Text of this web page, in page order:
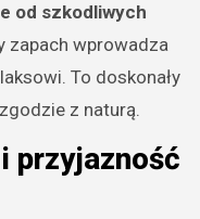
od szkodliwych
zapach wprowadza
To doskonały
z naturą.
przyjazność